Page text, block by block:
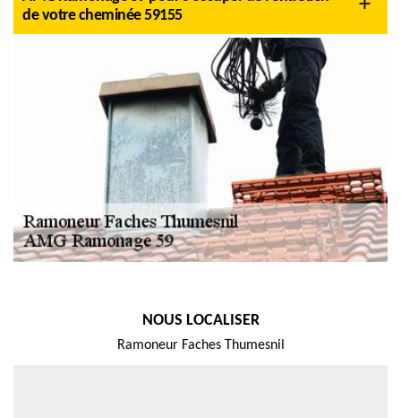
de votre cheminée 59155
NOUS LOCALISER
Ramoneur Faches Thumesnil